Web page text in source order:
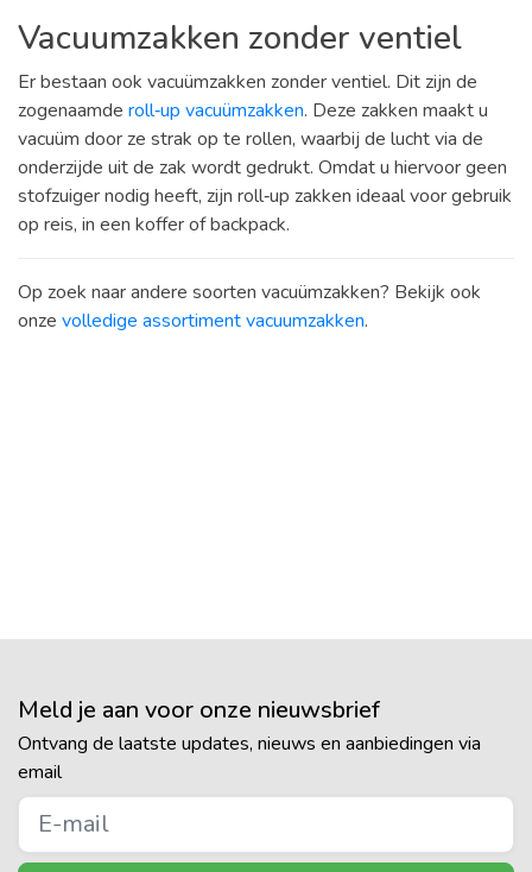
Vacuumzakken zonder ventiel
Er bestaan ook vacuümzakken zonder ventiel. Dit zijn de
zogenaamde roll‑up vacuümzakken. Deze zakken maakt u
vacuüm door ze strak op te rollen, waarbij de lucht via de
onderzijde uit de zak wordt gedrukt. Omdat u hiervoor geen
stofzuiger nodig heeft, zijn roll‑up zakken ideaal voor gebruik
op reis, in een koffer of backpack.
Op zoek naar andere soorten vacuümzakken? Bekijk ook
onze volledige assortiment vacuumzakken.
Meld je aan voor onze nieuwsbrief
Ontvang de laatste updates, nieuws en aanbiedingen via
email